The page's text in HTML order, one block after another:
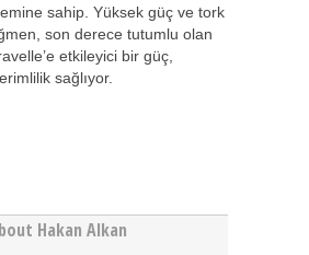
sahip. Yüksek güç ve tork
son derece tutumlu olan
etkileyici bir güç,
sağlıyor.
Hakan Alkan